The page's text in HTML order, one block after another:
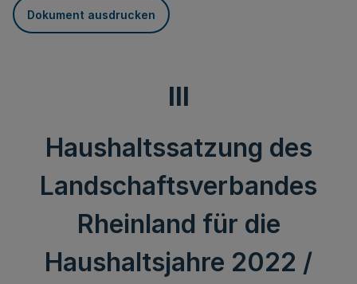
Dokument ausdrucken
III
Haushaltssatzung des
Landschaftsverbandes
Rheinland für die
Haushaltsjahre 2022 /